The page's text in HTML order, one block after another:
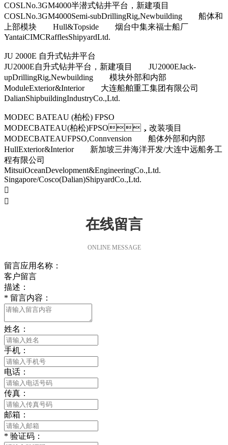
COSLNo.3GM4000半潜式钻井平台，新建项目
COSLNo.3GM4000Semi-subDrillingRig,Newbuilding 船体和
上部模块 Hull&Topside 烟台中集来福士船厂
YantaiCIMCRafflesShipyardLtd.
JU 2000E 自升式钻井平台
JU2000E自升式钻井平台，新建项目 JU2000EJack-
upDrillingRig,Newbuilding 模块外部和内部
ModuleExterior&Interior 大连船舶重工集团有限公司
DalianShipbuildingIndustryCo.,Ltd.
MODEC BATEAU (柏松) FPSO
MODECBATEAU(柏松)FPSO，改装项目
MODECBATEAUFPSO,Connvension 船体外部和内部
HullExterior&Interior 新加坡三井海洋开发/大连中远船务工
程有限公司
MitsuiOceanDevelopment&EngineeringCo.,Ltd.
Singapore/Cosco(Dalian)ShipyardCo.,Ltd.


在线留言
ONLINE MESSAGE
留言应用名称：
客户留言
描述：
* 留言内容：
姓名：
手机：
电话：
传真：
邮箱：
* 验证码：